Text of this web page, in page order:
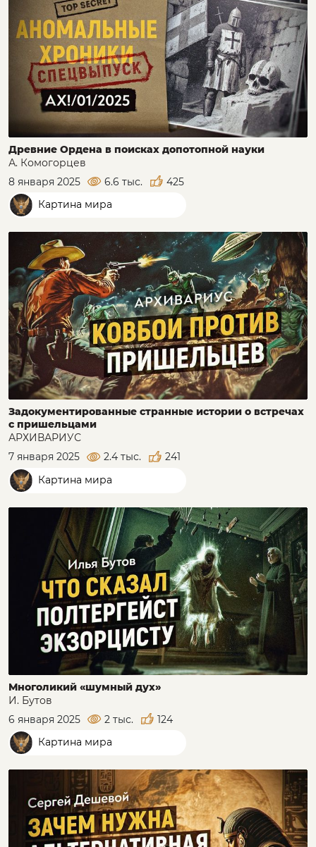
Древние Ордена в поисках допотопной науки
А. Комогорцев
8 января 2025
6.6 тыс.
425
Картина мира
Задокументированные странные истории о встречах
с пришельцами
АРХИВАРИУС
7 января 2025
2.4 тыс.
241
Картина мира
Многоликий «шумный дух»
И. Бутов
6 января 2025
2 тыс.
124
Картина мира